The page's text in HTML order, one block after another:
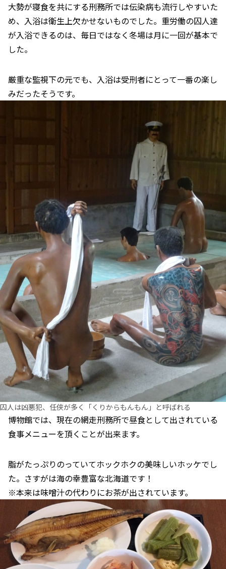
大勢が寝食を共にする刑務所では伝染病も流行しやすいた
め、入浴は衛生上欠かせないものでした。重労働の囚人達
が入浴できるのは、毎日ではなく冬場は月に一回が基本で
した。
厳重な監視下の元でも、入浴は受刑者にとって一番の楽し
みだったそうです。
囚人は凶悪犯、任侠が多く「くりからもんもん」と呼ばれる
博物館では、現在の網走刑務所で昼食として出されている
食事メニューを頂くことが出来ます。
脂がたっぷりのっていてホックホクの美味しいホッケでし
た。さすがは海の幸豊富な北海道です！
※本来は味噌汁の代わりにお茶が出されています。